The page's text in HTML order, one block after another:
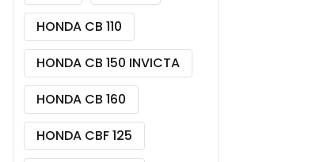
HONDA CB 110
HONDA CB 150 INVICTA
HONDA CB 160
HONDA CBF 125